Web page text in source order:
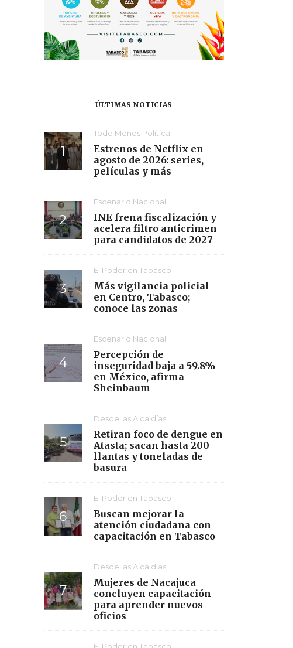
ÚLTIMAS NOTICIAS
Todo Menos Política
Estrenos de Netflix en
agosto de 2026: series,
películas y más
Escenario Nacional
INE frena fiscalización y
acelera filtro anticrimen
para candidatos de 2027
El Poder en Tabasco
Más vigilancia policial
en Centro, Tabasco;
conoce las zonas
Escenario Nacional
Percepción de
inseguridad baja a 59.8%
en México, afirma
Sheinbaum
Desde las Alcaldías
Retiran foco de dengue en
Atasta; sacan hasta 200
llantas y toneladas de
basura
El Poder en Tabasco
Buscan mejorar la
atención ciudadana con
capacitación en Tabasco
Desde las Alcaldías
Mujeres de Nacajuca
concluyen capacitación
para aprender nuevos
oficios
El Poder en Tabasco